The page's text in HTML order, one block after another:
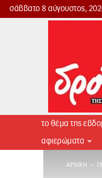
σάββατο 8 αύγουστος,
Δρόμος
το θέμα της
αφιερώματα
ΑΡΧΙΚΉ